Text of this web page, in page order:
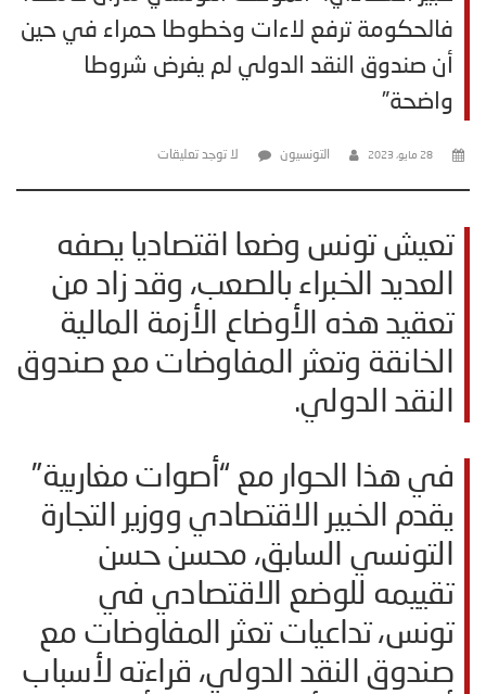
فالحكومة ترفع لاءات وخطوطا حمراء في حين
أن صندوق النقد الدولي لم يفرض شروطا
واضحة”
28 مايو، 2023 التونسيون لا توجد تعليقات
تعيش تونس وضعا اقتصاديا يصفه
العديد الخبراء بالصعب، وقد زاد من
تعقيد هذه الأوضاع الأزمة المالية
الخانقة وتعثر المفاوضات مع صندوق
النقد الدولي.
في هذا الحوار مع “أصوات مغاربية”
يقدم الخبير الاقتصادي ووزير التجارة
التونسي السابق، محسن حسن
تقييمه للوضع الاقتصادي في
تونس، تداعيات تعثر المفاوضات مع
صندوق النقد الدولي، قراءته لأسباب